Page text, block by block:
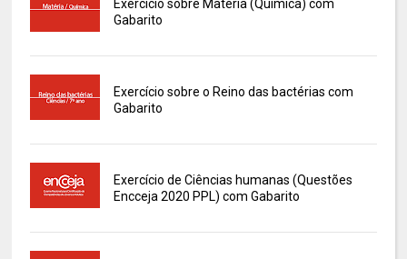
Exercício sobre Matéria (Química) com
Gabarito
Exercício sobre o Reino das bactérias com
Gabarito
Exercício de Ciências humanas (Questões
Encceja 2020 PPL) com Gabarito